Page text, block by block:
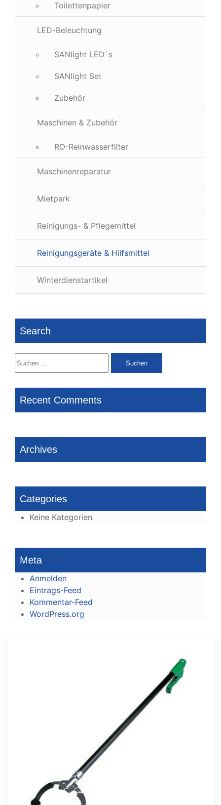
Toilettenpapier
LED-Beleuchtung
SANlight LED´s
SANlight Set
Zubehör
Maschinen & Zubehör
RO-Reinwasserfilter
Maschinenreparatur
Mietpark
Reinigungs- & Pflegemittel
Reinigungsgeräte & Hilfsmittel
Winterdienstartikel
Search
Suchen
nach:
Recent Comments
Archives
Categories
Keine Kategorien
Meta
Anmelden
Eintrags-Feed
Kommentar-Feed
WordPress.org